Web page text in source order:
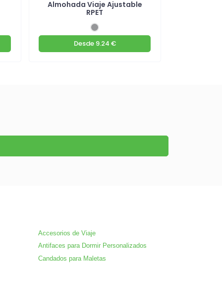
Almohada Viaje Ajustable
RPET
Desde9.24 €
Accesorios de Viaje
Antifaces para Dormir Personalizados
Candados para Maletas